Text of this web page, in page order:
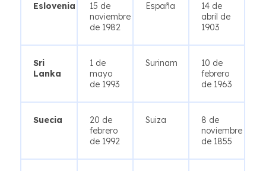
Eslovenia
15 de
noviembre
de 1982
España
14 de
abril de
1903
Sri
Lanka
1 de
mayo
de 1993
Surinam
10 de
febrero
de 1963
Suecia
20 de
febrero
de 1992
Suiza
8 de
noviembre
de 1855